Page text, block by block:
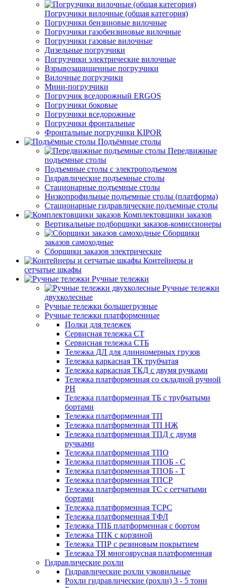
Погрузчики вилочные (общая категория)
Погрузчики бензиновые вилочные
Погрузчики газобензиновые вилочные
Погрузчики газовые вилочные
Дизельные погрузчики
Погрузчики электрические вилочные
Взрывозащищенные погрузчики
Вилочные погрузчики
Мини-погрузчики
Погрузчик вседорожный ERGOS
Погрузчики боковые
Погрузчики вседорожные
Погрузчики фронтальные
Фронтальные погрузчики KIPOR
Подъёмные столы
Передвижные
подъемные столы
Подъемные столы с электроподъемом
Гидравлические подъемные столы
Стационарные подъемные столы
Низкопрофильные подъемные столы (платформа)
Стационарные гидравлические подъемные столы
Комплектовщики заказов
Вертикальные подборщики заказов-комиссионеры
Сборщики
заказов самоходные
Сборщики заказов электрические
Контейнеры и
сетчатые шкафы
Ручные тележки
Ручные тележки
двухколесные
Ручные тележки большегрузные
Ручные тележки платформенные
Полки для тележек
Сервисная тележка СТ
Сервисная тележка СТБ
Тележка ДЛ для длинномерных грузов
Тележка каркасная ТК трубчатая
Тележка каркасная ТКД с двумя ручками
Тележка платформенная со складной ручной
PH
Тележка платформенная ТБ с трубчатыми
бортами
Тележка платформенная ТП
Тележка платформенная ТП НЖ
Тележка платформенная ТПД с двумя
ручками
Тележка платформенная ТПО
Тележка платформенная ТПОБ - С
Тележка платформенная ТПОБ - Т
Тележка платформенная ТПСР
Тележка платформенная ТС с сетчатыми
бортами
Тележка платформенная ТСРС
Тележка платформенная ТФЛ
Тележка ТПБ платформенная с бортом
Тележка ТПК с корзиной
Тележка ТПР с резиновым покрытием
Тележка ТЯ многоярусная платформенная
Гидравлические рохли
Гидравлические рохли узковильные
Рохли гидравлические (рохли) 3 - 5 тонн